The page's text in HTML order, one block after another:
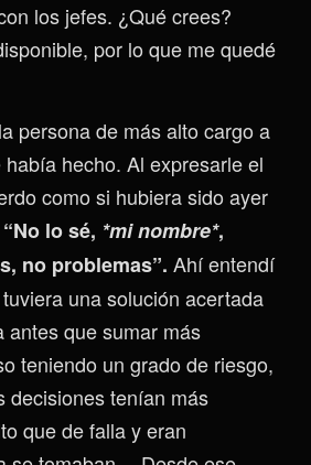
los jefes. ¿Qué crees?
por lo que me quedé
persona de más alto cargo a
hecho. Al expresarle el
como si hubiera sido ayer
“No lo sé, *mi nombre*,
no problemas”. Ahí entendí
una solución acertada
antes que sumar más
teniendo un grado de riesgo,
decisiones tenían más
que de falla y eran